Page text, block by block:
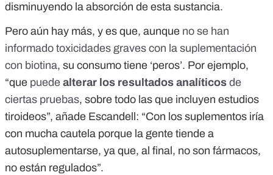
disminuyendo la absorción de esta sustancia.
Pero aún hay más, y es que, aunque no se han
informado toxicidades graves con la suplementación
con biotina, su consumo tiene ‘peros’. Por ejemplo,
“que puede alterar los resultados analíticos de
ciertas pruebas, sobre todo las que incluyen estudios
tiroideos”, añade Escandell: “Con los suplementos iría
con mucha cautela porque la gente tiende a
autosuplementarse, ya que, al final, no son fármacos,
no están regulados”.